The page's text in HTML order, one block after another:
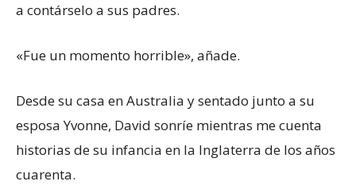
a contárselo a sus padres.
«Fue un momento horrible», añade.
Desde su casa en Australia y sentado junto a su
esposa Yvonne, David sonríe mientras me cuenta
historias de su infancia en la Inglaterra de los años
cuarenta.